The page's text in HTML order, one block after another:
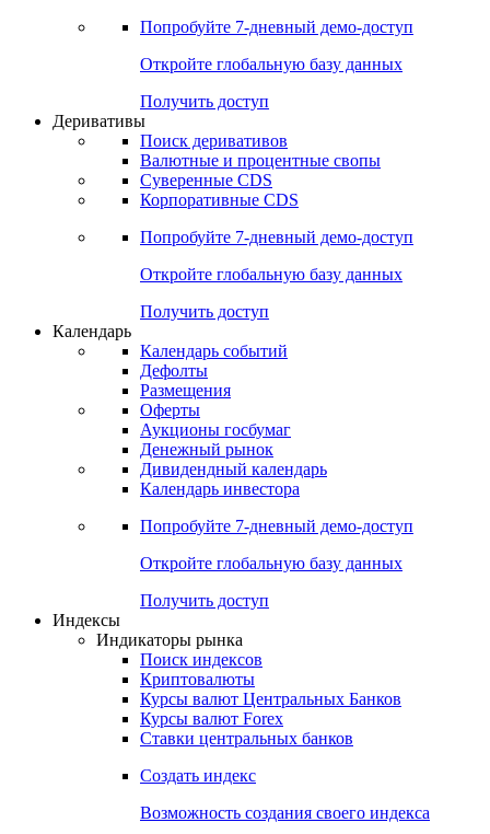
Попробуйте 7-дневный демо-доступ
Откройте глобальную базу данных
Получить доступ
Деривативы
Поиск деривативов
Валютные и процентные свопы
Суверенные CDS
Корпоративные CDS
Попробуйте 7-дневный демо-доступ
Откройте глобальную базу данных
Получить доступ
Календарь
Календарь событий
Дефолты
Размещения
Оферты
Аукционы госбумаг
Денежный рынок
Дивидендный календарь
Календарь инвестора
Попробуйте 7-дневный демо-доступ
Откройте глобальную базу данных
Получить доступ
Индексы
Индикаторы рынка
Поиск индексов
Криптовалюты
Курсы валют Центральных Банков
Курсы валют Forex
Ставки центральных банков
Создать индекс
Возможность создания своего индекса